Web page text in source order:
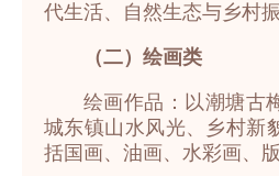
代生活、自然生态与乡村
（二）绘画类
绘画作品：以潮塘古
城东镇山水风光、乡村新
括国画、油画、水彩画、版